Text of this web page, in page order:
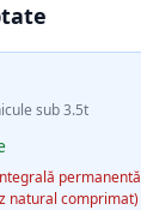
sub 3.5t
permanentă
natural comprimat)